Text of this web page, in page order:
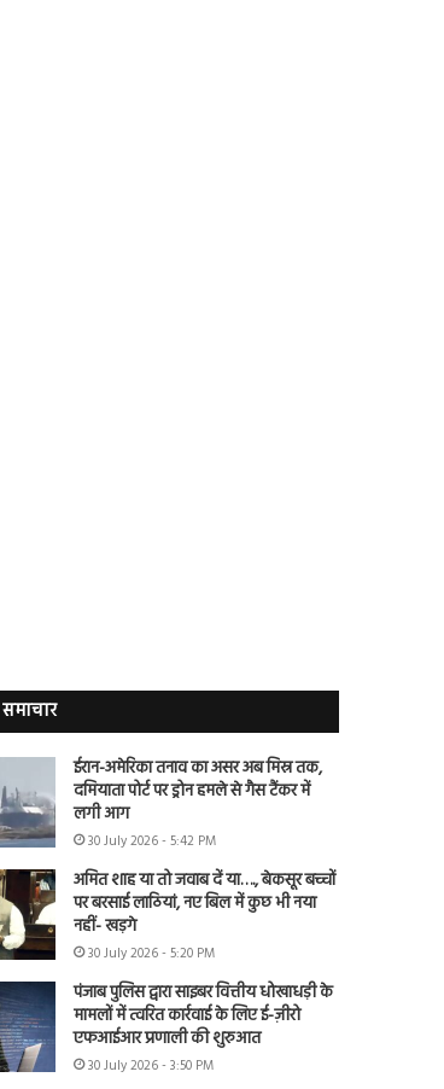
ईरान-अमेरिका तनाव का असर अब मिस्र तक,
दमियाता पोर्ट पर ड्रोन हमले से गैस टैंकर में
लगी आग
30 July 2026 - 5:42 PM
अमित शाह या तो जवाब दें या…., बेकसूर बच्चों
पर बरसाई लाठियां, नए बिल में कुछ भी नया
नहीं- खड़गे
30 July 2026 - 5:20 PM
पंजाब पुलिस द्वारा साइबर वित्तीय धोखाधड़ी के
मामलों में त्वरित कार्रवाई के लिए ई-ज़ीरो
एफआईआर प्रणाली की शुरुआत
30 July 2026 - 3:50 PM